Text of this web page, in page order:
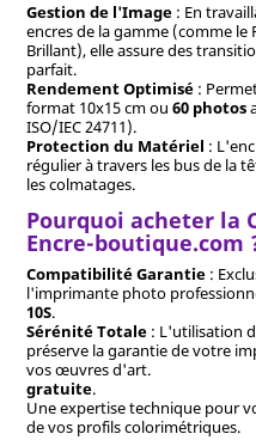
Gestion de l'Image: En
encres de la gamme (comme
Brillant), elle assure des
parfait.
Rendement Optimisé:
format 10x15 cm ou 60 photos
ISO/IEC 24711).
Protection du Matériel :
régulier à travers les bus de la
les colmatages.
Pourquoi acheter la
Encre-boutique.com
Compatibilité Garantie:
l'imprimante photo
10S.
Sérénité Totale: L'utilisation
préserve la garantie de votre
vos œuvres d'art.
gratuite.
Une expertise technique pour
de vos profils colorimétriques.